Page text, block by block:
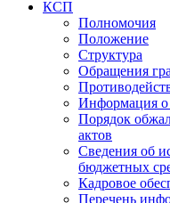
КСП
Полномочия
Положение
Структура
Обращения
Информация о
Порядок
актов
Сведения об
бюджетных
Кадровое
Перечень